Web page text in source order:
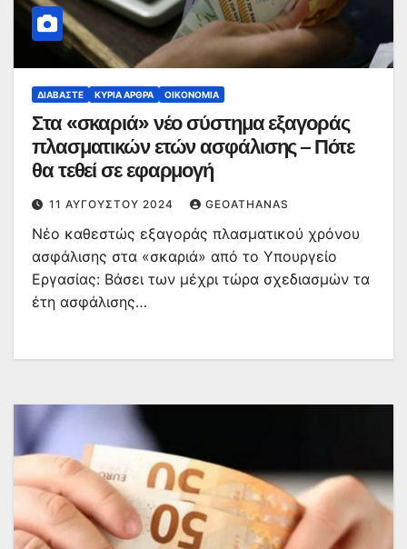
ΔΙΑΒΆΣΤΕ ΚΥΡΙΑ ΑΡΘΡΑ ΟΙΚΟΝΟΜΊΑ
Στα «σκαριά» νέο σύστημα εξαγοράς
πλασματικών ετών ασφάλισης – Πότε
θα τεθεί σε εφαρμογή
11 ΑΥΓΟΎΣΤΟΥ 2024 GEOATHANAS
Νέο καθεστώς εξαγοράς πλασματικού χρόνου
ασφάλισης στα «σκαριά» από το Υπουργείο
Εργασίας: Βάσει των μέχρι τώρα σχεδιασμών τα
έτη ασφάλισης…